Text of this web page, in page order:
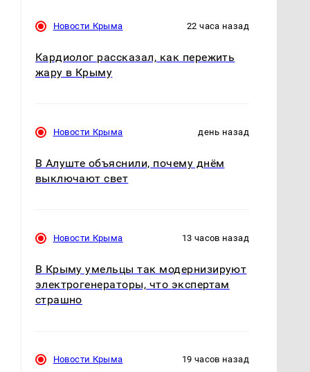
Новости Крыма 22 часа назад
Кардиолог рассказал, как пережить
жару в Крыму
Новости Крыма день назад
В Алуште объяснили, почему днём
выключают свет
Новости Крыма 13 часов назад
В Крыму умельцы так модернизируют
электрогенераторы, что экспертам
страшно
Новости Крыма 19 часов назад